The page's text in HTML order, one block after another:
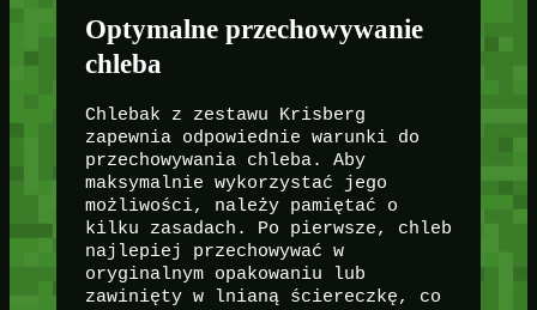
Optymalne przechowywanie
chleba
Chlebak z zestawu Krisberg
zapewnia odpowiednie warunki do
przechowywania chleba. Aby
maksymalnie wykorzystać jego
możliwości, należy pamiętać o
kilku zasadach. Po pierwsze, chleb
najlepiej przechowywać w
oryginalnym opakowaniu lub
zawinięty w lnianą ściereczkę, co